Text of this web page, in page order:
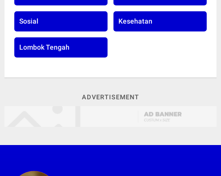
Sosial Kesehatan
Lombok Tengah
ADVERTISEMENT